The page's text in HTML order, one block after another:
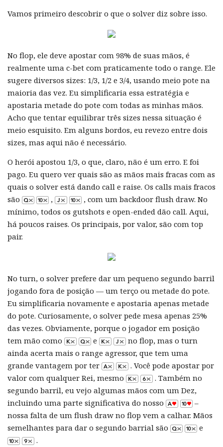
Vamos primeiro descobrir o que o solver diz sobre isso.
No flop, ele deve apostar com 98% de suas mãos, é
realmente uma c-bet com praticamente todo o range. Ele
sugere diversos sizes: 1/3, 1/2 e 3/4, usando meio pote na
maioria das vez. Eu simplificaria essa estratégia e
apostaria metade do pote com todas as minhas mãos.
Acho que tentar equilibrar três sizes nessa situação é
meio esquisito. Em alguns bordos, eu revezo entre dois
sizes, mas aqui não é necessário.
O herói apostou 1/3, o que, claro, não é um erro. E foi
pago. Eu quero ver quais são as mãos mais fracas com as
quais o solver está dando call e raise. Os calls mais fracos
são
,
, com um backdoor flush draw. No
mínimo, todos os gutshots e open-ended dão call. Aqui,
há poucos raises. Os principais, por valor, são com top
pair.
No turn, o solver prefere dar um pequeno segundo barril
jogando fora de posição — um terço ou metade do pote.
Eu simplificaria novamente e apostaria apenas metade
do pote. Curiosamente, o solver pede mesa apenas 25%
das vezes. Obviamente, porque o jogador em posição
tem mão como
e
no flop, mas o turn
ainda acerta mais o range agressor, que tem uma
grande vantagem por ter
. Você pode apostar por
valor com qualquer Rei, mesmo
. Também no
segundo barril, eu vejo algumas mãos com um Dez,
incluindo uma parte significativa do nosso
–
nossa falta de um flush draw no flop vem a calhar. Mãos
semelhantes para dar o segundo barrial são
e
.